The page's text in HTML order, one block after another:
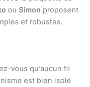
ou Simon proposent
et robustes.
vous qu’aucun fil
est bien isolé